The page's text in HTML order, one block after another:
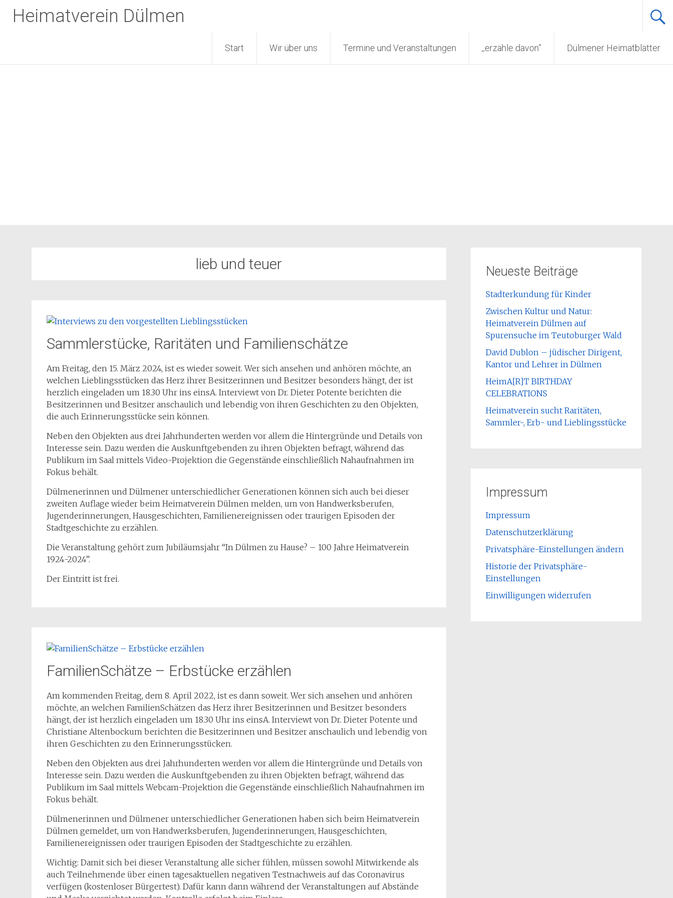
InhaltHeimatverein Dülmen
Start Wir über uns Termine und Veranstaltungen ,,erzähle davon” Dülmener Heimatblätter
lieb und teuer
Sammlerstücke, Raritäten und Familienschätze
Am Freitag, den 15. März 2024, ist es wieder soweit. Wer sich ansehen und anhören möchte, an
welchen Lieblingsstücken das Herz ihrer Besitzerinnen und Besitzer besonders hängt, der ist
herzlich eingeladen um 18.30 Uhr ins einsA. Interviewt von Dr. Dieter Potente berichten die
Besitzerinnen und Besitzer anschaulich und lebendig von ihren Geschichten zu den Objekten,
die auch Erinnerungsstücke sein können.
Neben den Objekten aus drei Jahrhunderten werden vor allem die Hintergründe und Details von
Interesse sein. Dazu werden die Auskunftgebenden zu ihren Objekten befragt, während das
Publikum im Saal mittels Video-Projektion die Gegenstände einschließlich Nahaufnahmen im
Fokus behält.
Dülmenerinnen und Dülmener unterschiedlicher Generationen können sich auch bei dieser
zweiten Auflage wieder beim Heimatverein Dülmen melden, um von Handwerksberufen,
Jugenderinnerungen, Hausgeschichten, Familienereignissen oder traurigen Episoden der
Stadtgeschichte zu erzählen.
Die Veranstaltung gehört zum Jubiläumsjahr “In Dülmen zu Hause? – 100 Jahre Heimatverein
1924-2024”.
Der Eintritt ist frei.
FamilienSchätze – Erbstücke erzählen
Am kommenden Freitag, dem 8. April 2022, ist es dann soweit. Wer sich ansehen und anhören
möchte, an welchen FamilienSchätzen das Herz ihrer Besitzerinnen und Besitzer besonders
hängt, der ist herzlich eingeladen um 18.30 Uhr ins einsA. Interviewt von Dr. Dieter Potente und
Christiane Altenbockum berichten die Besitzerinnen und Besitzer anschaulich und lebendig von
ihren Geschichten zu den Erinnerungsstücken.
Neben den Objekten aus drei Jahrhunderten werden vor allem die Hintergründe und Details von
Interesse sein. Dazu werden die Auskunftgebenden zu ihren Objekten befragt, während das
Publikum im Saal mittels Webcam-Projektion die Gegenstände einschließlich Nahaufnahmen im
Fokus behält.
Dülmenerinnen und Dülmener unterschiedlicher Generationen haben sich beim Heimatverein
Dülmen gemeldet, um von Handwerksberufen, Jugenderinnerungen, Hausgeschichten,
Familienereignissen oder traurigen Episoden der Stadtgeschichte zu erzählen.
Wichtig: Damit sich bei dieser Veranstaltung alle sicher fühlen, müssen sowohl Mitwirkende als
auch Teilnehmende über einen tagesaktuellen negativen Testnachweis auf das Coronavirus
verfügen (kostenloser Bürgertest). Dafür kann dann während der Veranstaltungen auf Abstände
Neueste Beiträge
Stadterkundung für Kinder
Zwischen Kultur und Natur:
Heimatverein Dülmen auf
Spurensuche im Teutoburger Wald
David Dublon – jüdischer Dirigent,
Kantor und Lehrer in Dülmen
HeimA[R]T BIRTHDAY
CELEBRATIONS
Heimatverein sucht Raritäten,
Sammler-, Erb- und Lieblingsstücke
Impressum
Impressum
Datenschutzerklärung
Privatsphäre-Einstellungen ändern
Historie der Privatsphäre-
Einstellungen
Einwilligungen widerrufen